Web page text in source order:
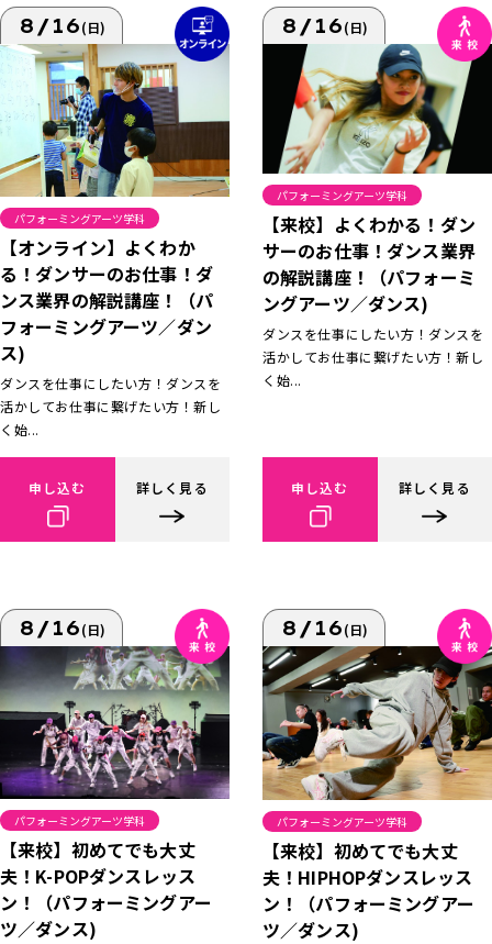
8/16(日)
パフォーミングアーツ学科
【オンライン】よくわか
る！ダンサーのお仕事！ダ
ンス業界の解説講座！（パ
フォーミングアーツ／ダン
ス)
ダンスを仕事にしたい方！ダンスを
活かしてお仕事に繋げたい方！新し
く始...
申し込む 詳しく見る
8/16(日)
パフォーミングアーツ学科
【来校】よくわかる！ダン
サーのお仕事！ダンス業界
の解説講座！（パフォーミ
ングアーツ／ダンス)
ダンスを仕事にしたい方！ダンスを
活かしてお仕事に繋げたい方！新し
く始...
申し込む 詳しく見る
8/16(日)
パフォーミングアーツ学科
【来校】初めてでも大丈
夫！K-POPダンスレッス
ン！（パフォーミングアー
ツ／ダンス)
8/16(日)
パフォーミングアーツ学科
【来校】初めてでも大丈
夫！HIPHOPダンスレッス
ン！（パフォーミングアー
ツ／ダンス)